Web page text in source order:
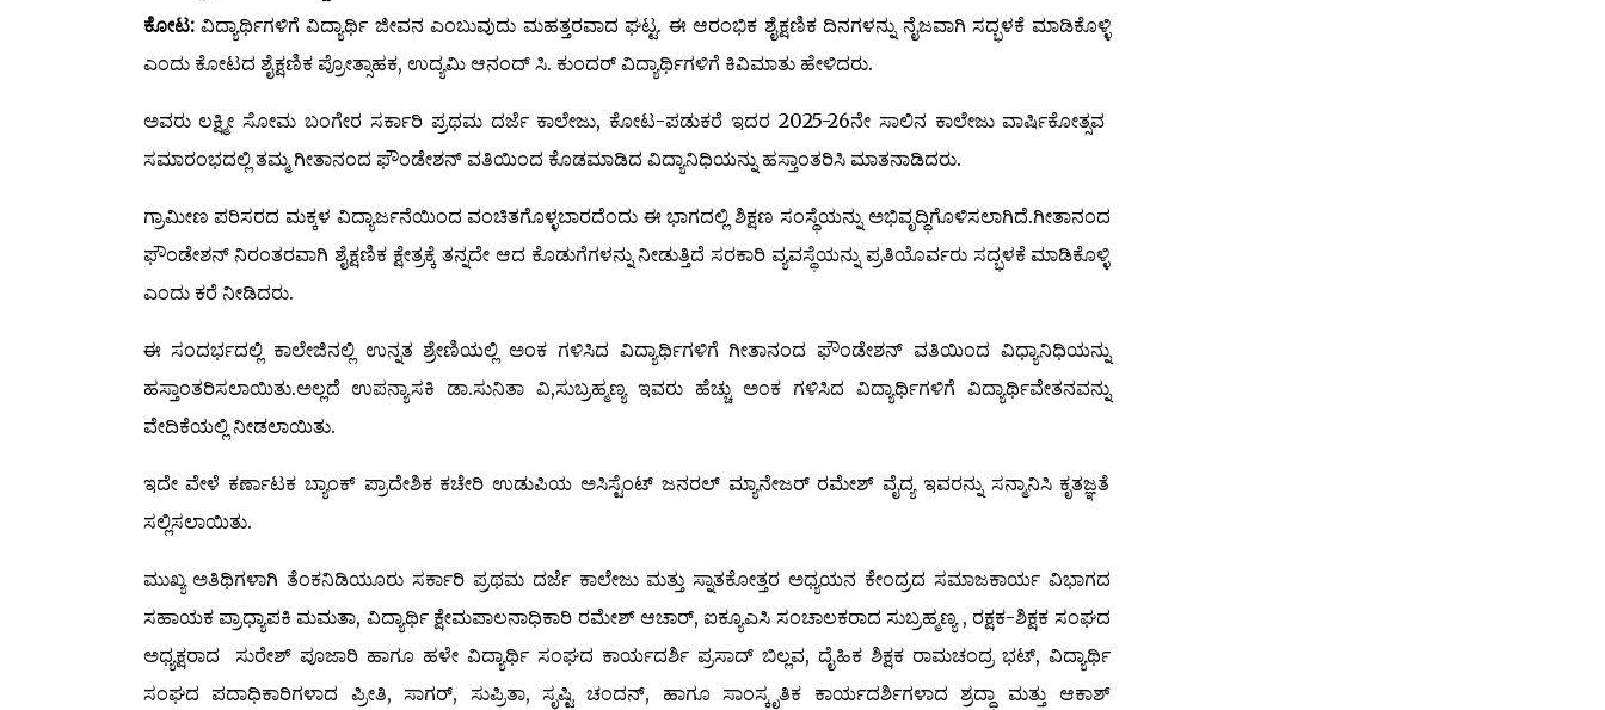
ಕೋಟ: ವಿದ್ಯಾರ್ಥಿಗಳಿಗೆ ವಿದ್ಯಾರ್ಥಿ ಜೀವನ ಎಂಬುವುದು ಮಹತ್ತರವಾದ ಘಟ್ಟ. ಈ ಆರಂಭಿಕ ಶೈಕ್ಷಣಿಕ ದಿನಗಳನ್ನು ನೈಜವಾಗಿ ಸದ್ಭಳಕೆ ಮಾಡಿಕೊಳ್ಳಿ
ಎಂದು ಕೋಟದ ಶೈಕ್ಷಣಿಕ ಪ್ರೋತ್ಸಾಹಕ, ಉದ್ಯಮಿ ಆನಂದ್ ಸಿ. ಕುಂದರ್ ವಿದ್ಯಾರ್ಥಿಗಳಿಗೆ ಕಿವಿಮಾತು ಹೇಳಿದರು.
ಅವರು ಲಕ್ಷ್ಮೀ ಸೋಮ ಬಂಗೇರ ಸರ್ಕಾರಿ ಪ್ರಥಮ ದರ್ಜೆ ಕಾಲೇಜು, ಕೋಟ-ಪಡುಕರೆ ಇದರ 2025-26ನೇ ಸಾಲಿನ ಕಾಲೇಜು ವಾರ್ಷಿಕೋತ್ಸವ
ಸಮಾರಂಭದಲ್ಲಿ ತಮ್ಮ ಗೀತಾನಂದ ಫೌಂಡೇಶನ್ ವತಿಯಿಂದ ಕೊಡಮಾಡಿದ ವಿದ್ಯಾನಿಧಿಯನ್ನು ಹಸ್ತಾಂತರಿಸಿ ಮಾತನಾಡಿದರು.
ಗ್ರಾಮೀಣ ಪರಿಸರದ ಮಕ್ಕಳ ವಿದ್ಯಾರ್ಜನೆಯಿಂದ ವಂಚಿತಗೊಳ್ಳಬಾರದೆಂದು ಈ ಭಾಗದಲ್ಲಿ ಶಿಕ್ಷಣ ಸಂಸ್ಥೆಯನ್ನು ಅಭಿವೃದ್ಧಿಗೊಳಿಸಲಾಗಿದೆ.ಗೀತಾನಂದ
ಫೌಂಡೇಶನ್ ನಿರಂತರವಾಗಿ ಶೈಕ್ಷಣಿಕ ಕ್ಷೇತ್ರಕ್ಕೆ ತನ್ನದೇ ಆದ ಕೊಡುಗೆಗಳನ್ನು ನೀಡುತ್ತಿದೆ ಸರಕಾರಿ ವ್ಯವಸ್ಥೆಯನ್ನು ಪ್ರತಿಯೊರ್ವರು ಸದ್ಭಳಕೆ ಮಾಡಿಕೊಳ್ಳಿ
ಎಂದು ಕರೆ ನೀಡಿದರು.
ಈ ಸಂದರ್ಭದಲ್ಲಿ ಕಾಲೇಜಿನಲ್ಲಿ ಉನ್ನತ ಶ್ರೇಣಿಯಲ್ಲಿ ಅಂಕ ಗಳಿಸಿದ ವಿದ್ಯಾರ್ಥಿಗಳಿಗೆ ಗೀತಾನಂದ ಫೌಂಡೇಶನ್ ವತಿಯಿಂದ ವಿಧ್ಯಾನಿಧಿಯನ್ನು
ಹಸ್ತಾಂತರಿಸಲಾಯಿತು.ಅಲ್ಲದೆ ಉಪನ್ಯಾಸಕಿ ಡಾ.ಸುನಿತಾ ವಿ,ಸುಬ್ರಹ್ಮಣ್ಯ ಇವರು ಹೆಚ್ಚು ಅಂಕ ಗಳಿಸಿದ ವಿದ್ಯಾರ್ಥಿಗಳಿಗೆ ವಿದ್ಯಾರ್ಥಿವೇತನವನ್ನು
ವೇದಿಕೆಯಲ್ಲಿ ನೀಡಲಾಯಿತು.
ಇದೇ ವೇಳೆ ಕರ್ಣಾಟಕ ಬ್ಯಾಂಕ್ ಪ್ರಾದೇಶಿಕ ಕಚೇರಿ ಉಡುಪಿಯ ಅಸಿಸ್ಟೆಂಟ್ ಜನರಲ್ ಮ್ಯಾನೇಜರ್ ರಮೇಶ್ ವೈದ್ಯ ಇವರನ್ನು ಸನ್ಮಾನಿಸಿ ಕೃತಜ್ಞತೆ
ಸಲ್ಲಿಸಲಾಯಿತು.
ಮುಖ್ಯ ಅತಿಥಿಗಳಾಗಿ ತೆಂಕನಿಡಿಯೂರು ಸರ್ಕಾರಿ ಪ್ರಥಮ ದರ್ಜೆ ಕಾಲೇಜು ಮತ್ತು ಸ್ನಾತಕೋತ್ತರ ಅಧ್ಯಯನ ಕೇಂದ್ರದ ಸಮಾಜಕಾರ್ಯ ವಿಭಾಗದ
ಸಹಾಯಕ ಪ್ರಾಧ್ಯಾಪಕಿ ಮಮತಾ, ವಿದ್ಯಾರ್ಥಿ ಕ್ಷೇಮಪಾಲನಾಧಿಕಾರಿ ರಮೇಶ್ ಆಚಾರ್, ಐಕ್ಯೂಎಸಿ ಸಂಚಾಲಕರಾದ ಸುಬ್ರಹ್ಮಣ್ಯ , ರಕ್ಷಕ-ಶಿಕ್ಷಕ ಸಂಘದ
ಅಧ್ಯಕ್ಷರಾದ ಸುರೇಶ್ ಪೂಜಾರಿ ಹಾಗೂ ಹಳೇ ವಿದ್ಯಾರ್ಥಿ ಸಂಘದ ಕಾರ್ಯದರ್ಶಿ ಪ್ರಸಾದ್ ಬಿಲ್ಲವ, ದೈಹಿಕ ಶಿಕ್ಷಕ ರಾಮಚಂದ್ರ ಭಟ್, ವಿದ್ಯಾರ್ಥಿ
ಸಂಘದ ಪದಾಧಿಕಾರಿಗಳಾದ ಪ್ರೀತಿ, ಸಾಗರ್, ಸುಪ್ರಿತಾ, ಸೃಷ್ಟಿ ಚಂದನ್, ಹಾಗೂ ಸಾಂಸ್ಕೃತಿಕ ಕಾರ್ಯದರ್ಶಿಗಳಾದ ಶ್ರದ್ಧಾ ಮತ್ತು ಆಕಾಶ್